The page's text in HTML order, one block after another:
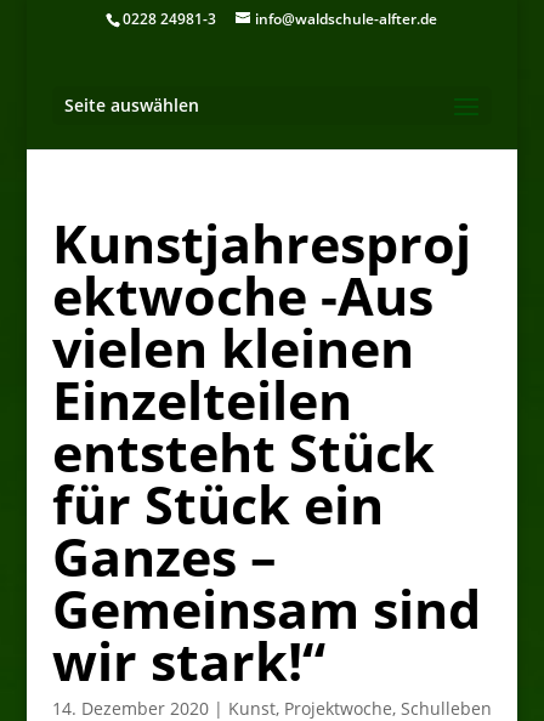
0228 24981-3 info@waldschule-alfter.de
Seite auswählen
Kunstjahresproj
ektwoche -Aus
vielen kleinen
Einzelteilen
entsteht Stück
für Stück ein
Ganzes –
Gemeinsam sind
wir stark!“
14. Dezember 2020| Kunst, Projektwoche, Schulleben